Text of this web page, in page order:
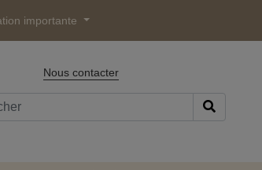
importante
Nous contacter